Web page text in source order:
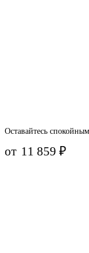
Оставайтесь
от 11 859₽